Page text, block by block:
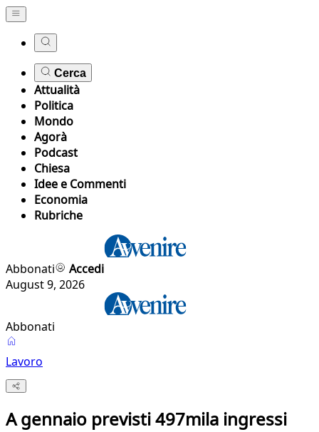
Cerca
Attualità
Politica
Mondo
Agorà
Podcast
Chiesa
Idee e Commenti
Economia
Rubriche
Abbonati
Accedi
August 9, 2026
Abbonati
Lavoro
A gennaio previsti 497mila ingressi